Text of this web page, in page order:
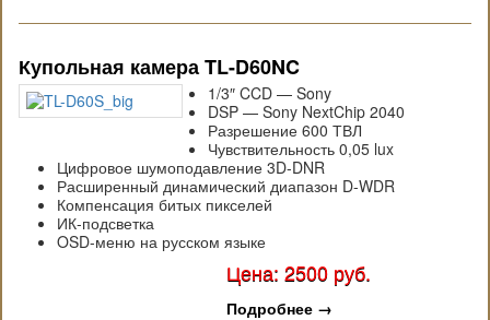
Купольная камера TL-D60NC
1/3″ CCD — Sony
DSP — Sony NextChip 2040
Разрешение 600 ТВЛ
Чувствительность 0,05 lux
Цифровое шумоподавление 3D-DNR
Расширенный динамический диапазон D-WDR
Компенсация битых пикселей
ИК-подсветка
OSD-меню на русском языке
Цена: 2500 руб.
Подробнее →